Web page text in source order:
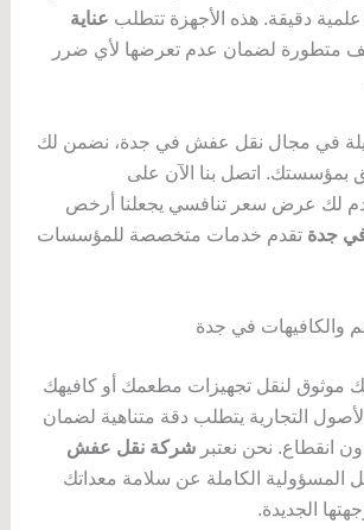
دقيقة. هذه الأجهزة تتطلب عناية
متطورة لضمان عدم تعرضها لأي ضرر
في مجال نقل عفش في جدة، نضمن لك
بمؤسستك. اتصل بنا الآن على
لك عرض سعر تنافسي يجعلنا أرخص
جدة تقدم خدمات متخصصة للمؤسسات
والكافيهات في جدة
لنقل تجهيزات مطعمك أو كافيهك
التجارية يتطلب دقة متناهية لضمان
انقطاع. نحن نعتبر شركة نقل عفش
المسؤولية الكاملة عن سلامة معداتك
الجديدة.